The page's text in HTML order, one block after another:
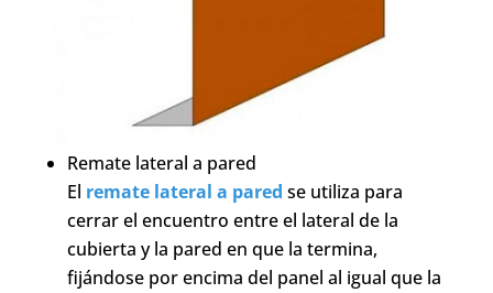
Remate lateral a pared
El remate lateral a pared se utiliza para
cerrar el encuentro entre el lateral de la
cubierta y la pared en que la termina,
fijándose por encima del panel al igual que la